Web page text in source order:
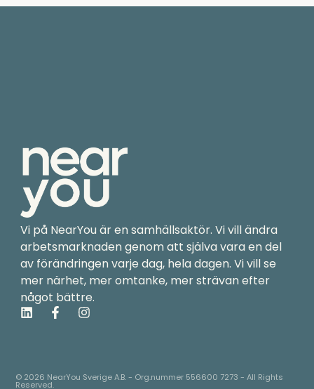
Vi på NearYou är en samhällsaktör. Vi vill ändra
arbetsmarknaden genom att själva vara en del
av förändringen varje dag, hela dagen. Vi vill se
mer närhet, mer omtanke, mer strävan efter
något bättre.
L
d
F
o
I
g
© 2026 NearYou Sverige A.B. - Org.nummer 556600 7273 - All Rights
Reserved.